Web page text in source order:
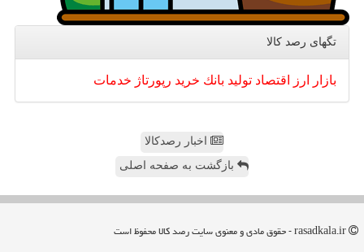
تگهای رصد كالا
بازار ارز اقتصاد تولید بانك خرید رپورتاژ خدمات
اخبار رصدکالا
بازگشت به صفحه اصلی